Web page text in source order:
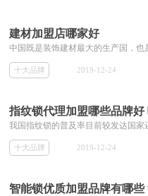
建材加盟店哪家好
十大品牌 2019-12-24
十大品牌 2019-12-24